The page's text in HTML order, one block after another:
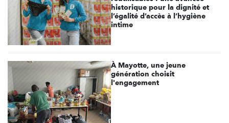
historique pour la dignité et
l’égalité d’accès à l’hygiène
intime
À Mayotte, une jeune
génération choisit
l'engagement